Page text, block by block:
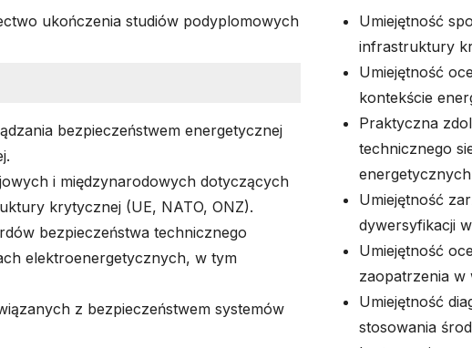
ukończenia studiów podyplomowych
bezpieczeństwem energetycznej
i międzynarodowych dotyczących
krytycznej (UE, NATO, ONZ).
bezpieczeństwa technicznego
elektroenergetycznych, w tym
z bezpieczeństwem systemów
Umiejętność
infrastruktury
Umiejętność
kontekście
Praktyczna
technicznego
Umiejętność
dywersyfikacji
Umiejętność
zaopatrzenia w
Umiejętność
stosowania